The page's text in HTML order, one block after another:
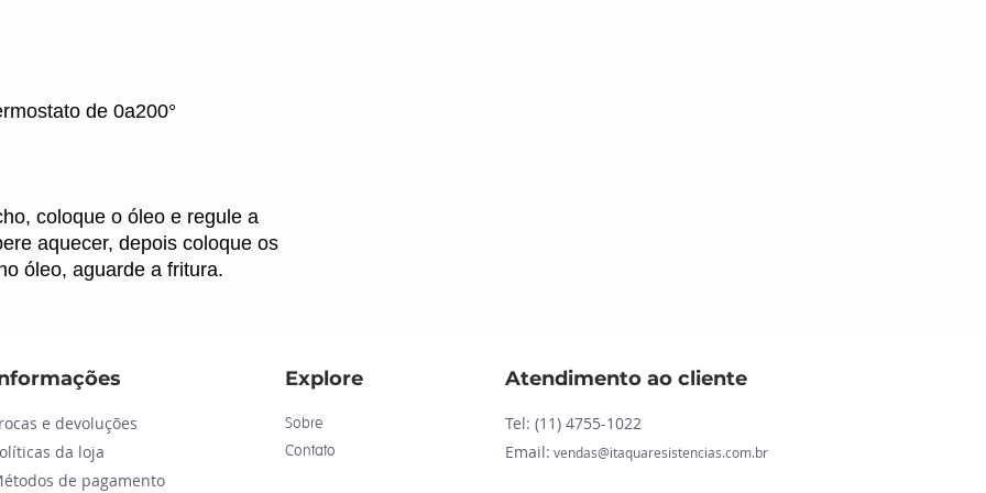
de 0a200°
coloque o óleo e regule a
aquecer, depois coloque os
óleo, aguarde a fritura.
e devoluções
da loja
de pagamento
Explore
Sobre
Contato
Atendimento ao cliente
Tel: (11) 4755-1022
Email: vendas@itaquaresistencias.com.br